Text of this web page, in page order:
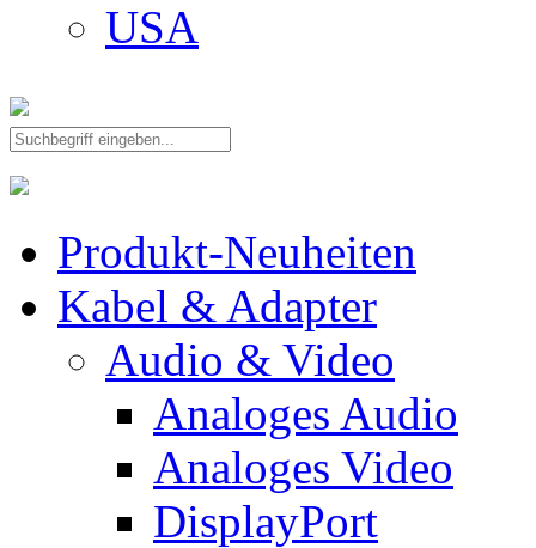
USA
Produkt-Neuheiten
Kabel & Adapter
Audio & Video
Analoges Audio
Analoges Video
DisplayPort